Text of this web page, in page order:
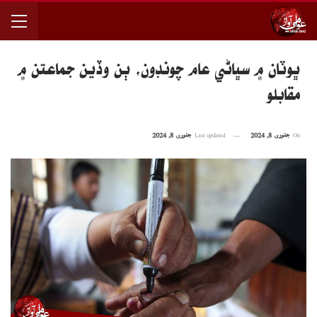
ڀوٽان ۾ سڀاڻي عام چونڊون، ٻن وڏين جماعتن ۾
مقابلو